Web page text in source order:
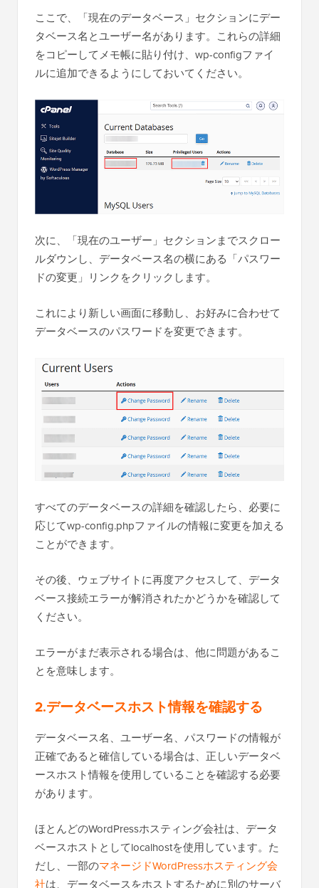
ここで、「現在のデータベース」セクションにデー
タベース名とユーザー名があります。これらの詳細
をコピーしてメモ帳に貼り付け、wp-configファイ
ルに追加できるようにしておいてください。
次に、「現在のユーザー」セクションまでスクロー
ルダウンし、データベース名の横にある「パスワー
ドの変更」リンクをクリックします。
これにより新しい画面に移動し、お好みに合わせて
データベースのパスワードを変更できます。
すべてのデータベースの詳細を確認したら、必要に
応じてwp-config.phpファイルの情報に変更を加える
ことができます。
その後、ウェブサイトに再度アクセスして、データ
ベース接続エラーが解消されたかどうかを確認して
ください。
エラーがまだ表示される場合は、他に問題があるこ
とを意味します。
2.データベースホスト情報を確認する
データベース名、ユーザー名、パスワードの情報が
正確であると確信している場合は、正しいデータベ
ースホスト情報を使用していることを確認する必要
があります。
ほとんどのWordPressホスティング会社は、データ
ベースホストとしてlocalhostを使用しています。た
だし、一部のマネージドWordPressホスティング会
社は、データベースをホストするために別のサーバ